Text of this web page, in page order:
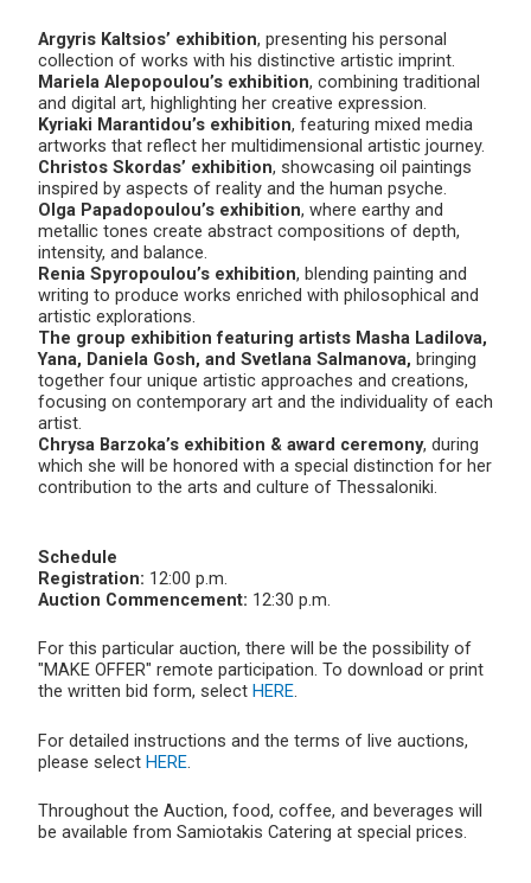
Argyris Kaltsios’ exhibition, presenting his personal
collection of works with his distinctive artistic imprint.
Mariela Alepopoulou’s exhibition, combining traditional
and digital art, highlighting her creative expression.
Kyriaki Marantidou’s exhibition, featuring mixed media
artworks that reflect her multidimensional artistic journey.
Christos Skordas’ exhibition, showcasing oil paintings
inspired by aspects of reality and the human psyche.
Olga Papadopoulou’s exhibition, where earthy and
metallic tones create abstract compositions of depth,
intensity, and balance.
Renia Spyropoulou’s exhibition, blending painting and
writing to produce works enriched with philosophical and
artistic explorations.
The group exhibition featuring artists Masha Ladilova,
Yana, Daniela Gosh, and Svetlana Salmanova, bringing
together four unique artistic approaches and creations,
focusing on contemporary art and the individuality of each
artist.
Chrysa Barzoka’s exhibition & award ceremony, during
which she will be honored with a special distinction for her
contribution to the arts and culture of Thessaloniki.
Schedule
Registration: 12:00 p.m.
Auction Commencement: 12:30 p.m.
For this particular auction, there will be the possibility of
"MAKE OFFER" remote participation. To download or print
the written bid form, select HERE.
For detailed instructions and the terms of live auctions,
please select HERE.
Throughout the Auction, food, coffee, and beverages will
be available from Samiotakis Catering at special prices.